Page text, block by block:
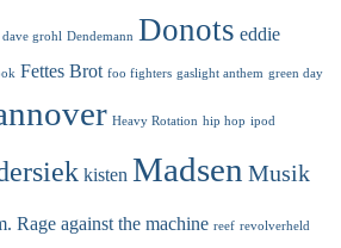
dave grohl Dendemann Donots eddie
Fettes Brot foo fighters gaslight anthem green day
Heavy Rotation hip hop ipod
kisten Madsen Musik
Rage against the machine reef revolverheld